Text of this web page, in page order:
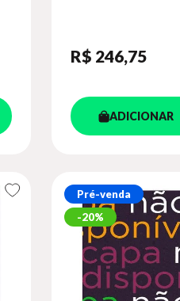
R$ 246,75
ADICIONAR
Pré-venda
20%